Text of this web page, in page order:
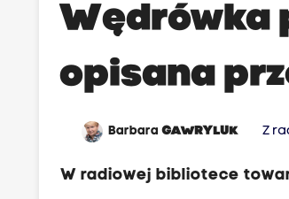
Wędrówka
opisana
BarbaraGAWRYLUK Z
W radiowej bibliotece